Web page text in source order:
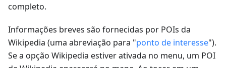
completo.
Informações breves são fornecidas por POIs da
Wikipedia (uma abreviação para "ponto de interesse").
Se a opção Wikipedia estiver ativada no menu, um POI